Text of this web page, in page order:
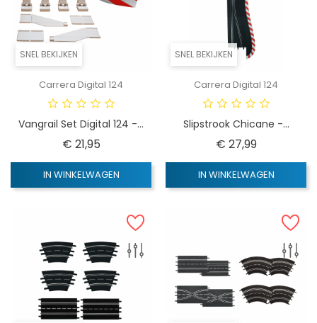
SNEL BEKIJKEN
Carrera Digital 124
Vangrail Set Digital 124 -...
€ 21,95Prijs
IN WINKELWAGEN
SNEL BEKIJKEN
Carrera Digital 124
Slipstrook Chicane -...
€ 27,99Prijs
IN WINKELWAGEN